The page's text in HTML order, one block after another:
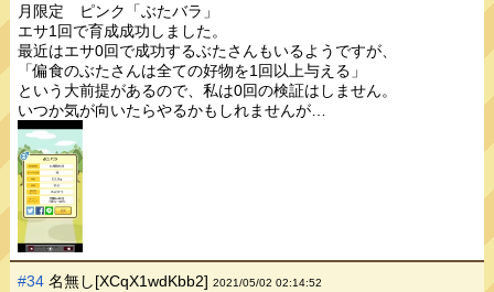
月限定 ピンク「ぶたバラ」
エサ1回で育成成功しました。
最近はエサ0回で成功するぶたさんもいるようですが、
「偏食のぶたさんは全ての好物を1回以上与える」
という大前提があるので、私は0回の検証はしません。
いつか気が向いたらやるかもしれませんが…
#34 名無し[XCqX1wdKbb2]2021/05/02 02:14:52